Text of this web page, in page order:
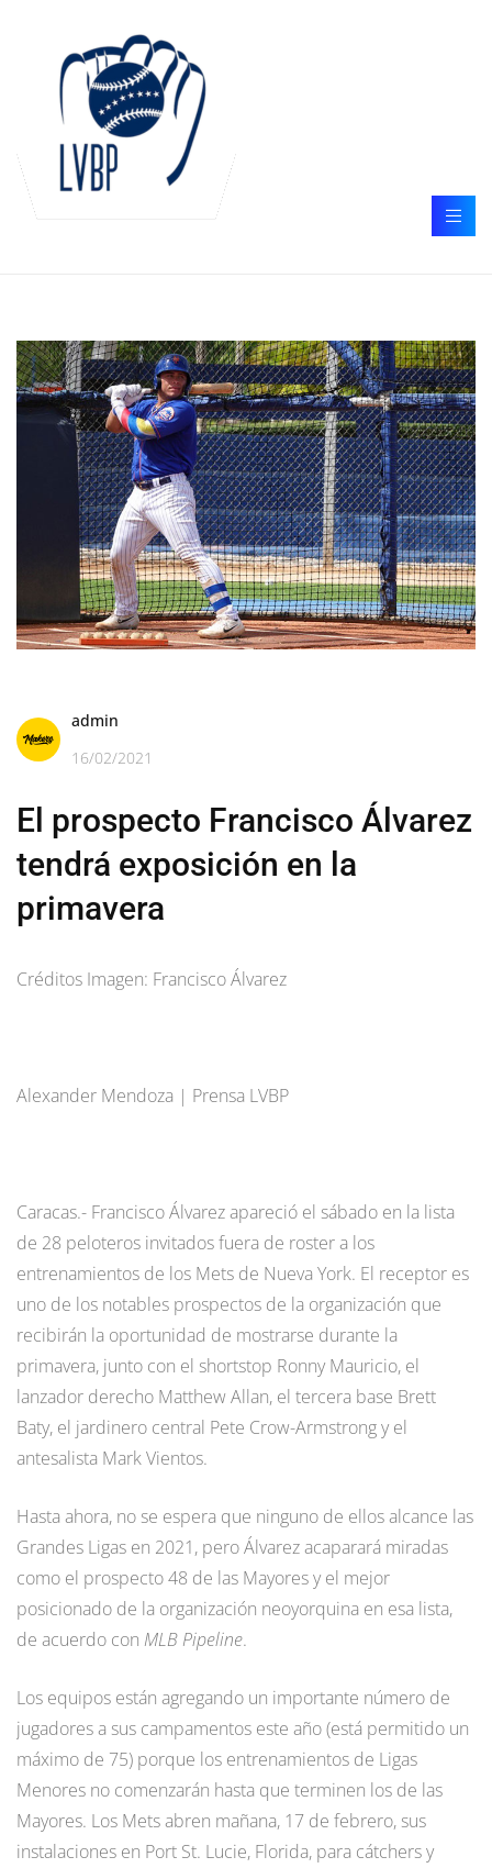
admin
16/02/2021
El prospecto Francisco Álvarez
tendrá exposición en la
primavera
Créditos Imagen: Francisco Álvarez
Alexander Mendoza | Prensa LVBP
Caracas.- Francisco Álvarez apareció el sábado en la lista
de 28 peloteros invitados fuera de roster a los
entrenamientos de los Mets de Nueva York. El receptor es
uno de los notables prospectos de la organización que
recibirán la oportunidad de mostrarse durante la
primavera, junto con el shortstop Ronny Mauricio, el
lanzador derecho Matthew Allan, el tercera base Brett
Baty, el jardinero central Pete Crow-Armstrong y el
antesalista Mark Vientos.
Hasta ahora, no se espera que ninguno de ellos alcance las
Grandes Ligas en 2021, pero Álvarez acaparará miradas
como el prospecto 48 de las Mayores y el mejor
posicionado de la organización neoyorquina en esa lista,
de acuerdo con MLB Pipeline.
Los equipos están agregando un importante número de
jugadores a sus campamentos este año (está permitido un
máximo de 75) porque los entrenamientos de Ligas
Menores no comenzarán hasta que terminen los de las
Mayores. Los Mets abren mañana, 17 de febrero, sus
instalaciones en Port St. Lucie, Florida, para cátchers y